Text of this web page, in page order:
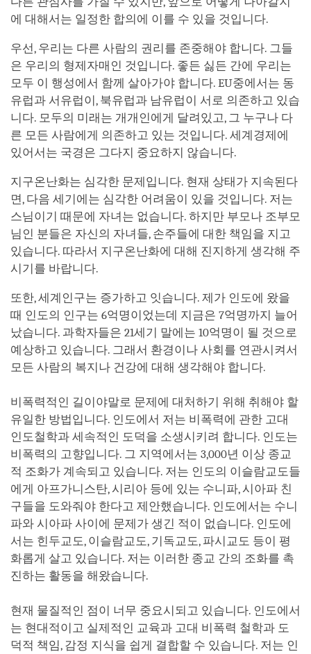
에 대해서는 일정한 합의에 이를 수 있을 것입니다.
우선, 우리는 다른 사람의 권리를 존중해야 합니다. 그들
은 우리의 형제자매인 것입니다. 좋든 싫든 간에 우리는
모두 이 행성에서 함께 살아가야 합니다. EU중에서는 동
유럽과 서유럽이, 북유럽과 남유럽이 서로 의존하고 있습
니다. 모두의 미래는 개개인에게 달려있고, 그 누구나 다
른 모든 사람에게 의존하고 있는 것입니다. 세계경제에
있어서는 국경은 그다지 중요하지 않습니다.
지구온난화는 심각한 문제입니다. 현재 상태가 지속된다
면, 다음 세기에는 심각한 어려움이 있을 것입니다. 저는
스님이기 때문에 자녀는 없습니다. 하지만 부모나 조부모
님인 분들은 자신의 자녀들, 손주들에 대한 책임을 지고
있습니다. 따라서 지구온난화에 대해 진지하게 생각해 주
시기를 바랍니다.
또한, 세계인구는 증가하고 잇습니다. 제가 인도에 왔을
때 인도의 인구는 6억명이었는데 지금은 7억명까지 늘어
났습니다. 과학자들은 21세기 말에는 10억명이 될 것으로
예상하고 있습니다. 그래서 환경이나 사회를 연관시켜서
모든 사람의 복지나 건강에 대해 생각해야 합니다.
비폭력적인 길이야말로 문제에 대처하기 위해 취해야 할
유일한 방법입니다. 인도에서 저는 비폭력에 관한 고대
인도철학과 세속적인 도덕을 소생시키려 합니다. 인도는
비폭력의 고향입니다. 그 지역에서는 3,000년 이상 종교
적 조화가 계속되고 있습니다. 저는 인도의 이슬람교도들
에게 아프가니스탄, 시리아 등에 있는 수니파, 시아파 친
구들을 도와줘야 한다고 제안했습니다. 인도에서는 수니
파와 시아파 사이에 문제가 생긴 적이 없습니다. 인도에
서는 힌두교도, 이슬람교도, 기독교도, 파시교도 등이 평
화롭게 살고 있습니다. 저는 이러한 종교 간의 조화를 촉
진하는 활동을 해왔습니다.
현재 물질적인 점이 너무 중요시되고 있습니다. 인도에서
는 현대적이고 실제적인 교육과 고대 비폭력 철학과 도
덕적 책임, 감정 지식을 쉽게 결합할 수 있습니다. 저는 인